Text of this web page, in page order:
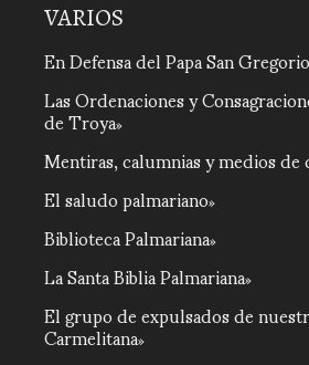
VARIOS
En Defensa del Papa San
Las Ordenaciones y
de Troya
Mentiras, calumnias y medios
El saludo palmariano
Biblioteca Palmariana
La Santa Biblia Palmariana
El grupo de expulsados de
Carmelitana